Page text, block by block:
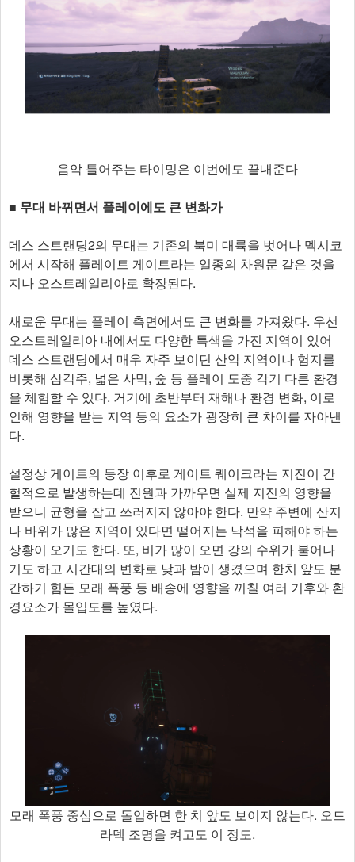
음악 틀어주는 타이밍은 이번에도 끝내준다
■ 무대 바뀌면서 플레이에도 큰 변화가
데스 스트랜딩2의 무대는 기존의 북미 대륙을 벗어나 멕시코
에서 시작해 플레이트 게이트라는 일종의 차원문 같은 것을
지나 오스트레일리아로 확장된다.
새로운 무대는 플레이 측면에서도 큰 변화를 가져왔다. 우선
오스트레일리아 내에서도 다양한 특색을 가진 지역이 있어
데스 스트랜딩에서 매우 자주 보이던 산악 지역이나 험지를
비롯해 삼각주, 넓은 사막, 숲 등 플레이 도중 각기 다른 환경
을 체험할 수 있다. 거기에 초반부터 재해나 환경 변화, 이로
인해 영향을 받는 지역 등의 요소가 굉장히 큰 차이를 자아낸
다.
설정상 게이트의 등장 이후로 게이트 퀘이크라는 지진이 간
헐적으로 발생하는데 진원과 가까우면 실제 지진의 영향을
받으니 균형을 잡고 쓰러지지 않아야 한다. 만약 주변에 산지
나 바위가 많은 지역이 있다면 떨어지는 낙석을 피해야 하는
상황이 오기도 한다. 또, 비가 많이 오면 강의 수위가 불어나
기도 하고 시간대의 변화로 낮과 밤이 생겼으며 한치 앞도 분
간하기 힘든 모래 폭풍 등 배송에 영향을 끼칠 여러 기후와 환
경요소가 몰입도를 높였다.
모래 폭풍 중심으로 돌입하면 한 치 앞도 보이지 않는다. 오드
라덱 조명을 켜고도 이 정도.